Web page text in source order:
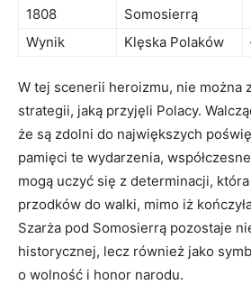
1808
Somosierrą
Wynik
Klęska Polaków
W tej scenerii heroizmu, nie można
strategii, jaką przyjęli Polacy.
że ⁣są zdolni do największych
pamięci te⁣ wydarzenia,
mogą‍ uczyć się z determinacji, która
przodków do walki, mimo⁣ iż
Szarża pod Somosierrą pozostaje
‌historycznej, lecz również jako
o wolność i honor narodu.